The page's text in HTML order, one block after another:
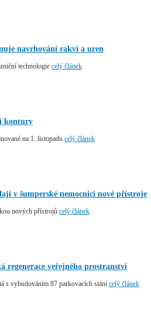
navrhování rakví a uren
technologie celý článek
kontury
na 1. listopadu celý článek
v šumperské nemocnici nové přístroje
nových přístrojů celý článek
regenerace veřejného prostranství
s vybudováním 87 parkovacích stání celý článek